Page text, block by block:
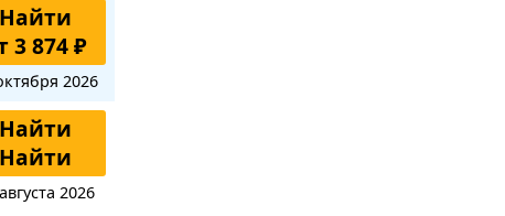
Найти
3 874 ₽
2026
Найти
Найти
2026